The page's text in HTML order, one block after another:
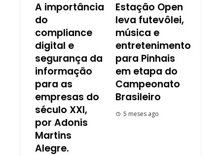
A importância
do
compliance
digital e
segurança da
informação
para as
empresas do
século XXI,
por Adonis
Martins
Alegre.
Estação Open
leva futevôlei,
música e
entretenimento
para Pinhais
em etapa do
Campeonato
Brasileiro
5 meses ago